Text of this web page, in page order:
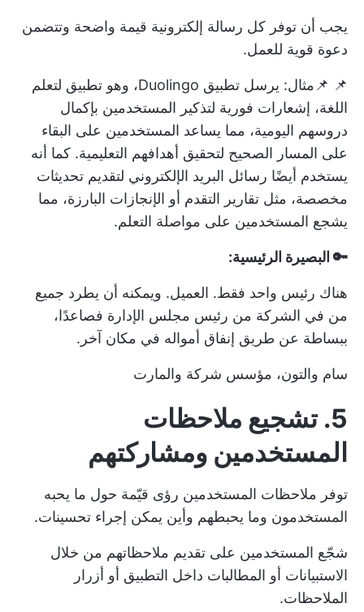
يجب أن توفر كل رسالة إلكترونية قيمة واضحة وتتضمن
دعوة قوية للعمل.
📌 📌مثال:
يرسل تطبيق Duolingo، وهو تطبيق لتعلم
اللغة، إشعارات فورية لتذكير المستخدمين بإكمال
دروسهم اليومية، مما يساعد المستخدمين على البقاء
على المسار الصحيح لتحقيق أهدافهم التعليمية. كما أنه
يستخدم أيضًا رسائل البريد الإلكتروني لتقديم تحديثات
مخصصة، مثل تقارير التقدم أو الإنجازات البارزة، مما
يشجع المستخدمين على مواصلة التعلم.
🔑 البصيرة الرئيسية:
هناك رئيس واحد فقط. العميل. ويمكنه أن يطرد جميع
من في الشركة من رئيس مجلس الإدارة فصاعدًا،
ببساطة عن طريق إنفاق أمواله في مكان آخر.
سام والتون، مؤسس شركة والمارت
5. تشجيع ملاحظات
المستخدمين ومشاركتهم
توفر ملاحظات المستخدمين رؤى قيّمة حول ما يحبه
المستخدمون وما يحبطهم وأين يمكن إجراء تحسينات.
شجّع المستخدمين على تقديم ملاحظاتهم من خلال
الاستبيانات أو المطالبات داخل التطبيق أو أزرار
الملاحظات.